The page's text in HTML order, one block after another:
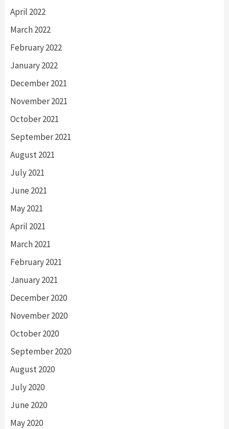
April 2022
March 2022
February 2022
January 2022
December 2021
November 2021
October 2021
September 2021
August 2021
July 2021
June 2021
May 2021
April 2021
March 2021
February 2021
January 2021
December 2020
November 2020
October 2020
September 2020
August 2020
July 2020
June 2020
May 2020